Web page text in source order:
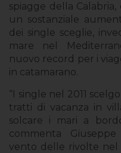
spiagge della
un sostanziale
dei single sceglie,
mare nel
nuovo record per i
in catamarano.
“I single nel 2011
tratti di vacanza in
solcare i mari a
commenta
vento delle rivolte nel